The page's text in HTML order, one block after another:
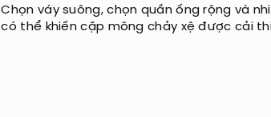
Chọn váy suông, chọn quần ống rộng và
có thể khiến cặp mông chảy xệ được cải